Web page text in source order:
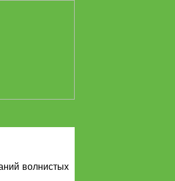
волнистых